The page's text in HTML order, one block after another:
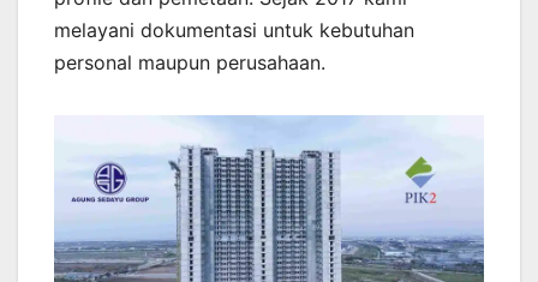
melayani dokumentasi untuk kebutuhan
personal maupun perusahaan.